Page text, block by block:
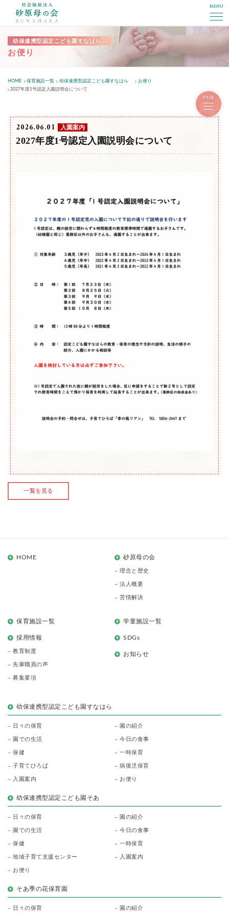
MENU
幼保連携型認定こども園すなはら
お便り
HOME 保育施設一覧 幼保連携型認定こども園すなはら
お便り
2027年度1号認定入園説明会について
PAGE
2026.06.01 入園案内
2027年度1号認定入園説明会について
一覧を見る
HOME 砂原母の会
理念と歴史
法人概要
苦情解決
保育施設一覧 学童施設一覧
採用情報
教育制度
先輩職員の声
募集要項
SDGs
お知らせ
幼保連携型認定こども園すなはら
日々の保育 園の紹介
園での生活 今日の食事
保健 一時保育
子育てひろば 病後児保育
入園案内 お便り
幼保連携型認定こども園そあ
日々の保育 園の紹介
園での生活 今日の食事
保健 一時保育
地域子育て支援センター 入園案内
お便り
そあ季の花保育園
日々の保育 園の紹介